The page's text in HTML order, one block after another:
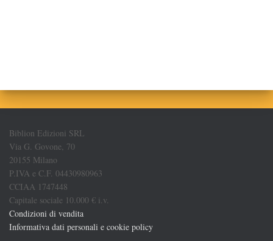
Biblion Edizioni SRL
Via G. Govone, 70
20155 Milano
P.IVA e C.F. 04430980963
CCIAA 1747448
Capitale sociale 10.000 € i.v.
Condizioni di vendita
Informativa dati personali e cookie policy